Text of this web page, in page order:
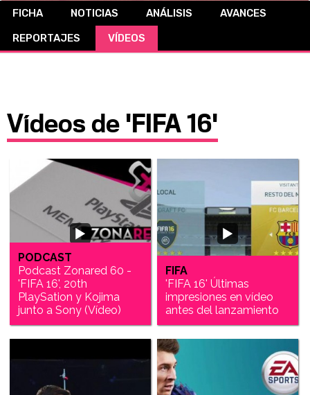
CÓMICS
FICHA NOTICIAS ANÁLISIS
AVANCES
REPORTAJES
VÍDEOS
Vídeos de 'FIFA 16'
PODCAST
Podcast Zonared 60 -
'FIFA 16', 20th
PlaySation y Kojima
junto a Sony (Vídeo)
FIFA
'FIFA 16' Últimas
impresiones en vídeo
antes del lanzamiento